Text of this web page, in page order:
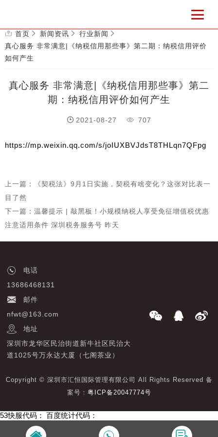
首页 新闻资讯
行业新闻
真心服务 非常满意|《纳税信用那些事》第二期：纳税信用评价
如何产生
真心服务 非常满意|《纳税信用那些事》第二
期：纳税信用评价如何产生
2021-08-27 707
https://mp.weixin.qq.com/s/joIUXBVJdsT8THLqn7QFpg
上一篇：《契税法》9月1日实施，契税有啥变化？这张对比表一
目了然
下一篇：温馨提示 | 敲黑板！小规模纳税人享受免征增值税优惠
注意适用条件 深圳税务服务号 昨天
电话
13686468131
邮件
nfwt@163.com
地址
深圳市龙华区民治街道新牛社区民治大
道1025号万永达大厦（七阁茶业）
Copyright © 深圳市汇恒国际管理有限公司 All Rights Reserved 备
案号： 粤ICP备20047774号
53快服代码： 百度统计代码：